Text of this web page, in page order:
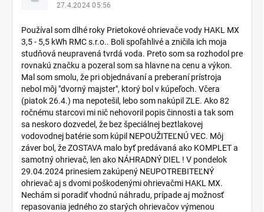
27.4.2024 05:56
Používal som dlhé roky Prietokové ohrievače vody HAKL MX
3,5 - 5,5 kWh RMC s.r.o.. Boli spoľahlivé a zničila ich moja
studňová neupravená tvrdá voda. Preto som sa rozhodol pre
rovnakú značku a pozeral som sa hlavne na cenu a výkon.
Mal som smolu, že pri objednávaní a preberaní prístroja
nebol môj "dvorný majster", ktorý bol v kúpeľoch. Včera
(piatok 26.4.) ma nepotešil, lebo som nakúpil ZLE. Ako 82
ročnému starcovi mi nič nehovoril popis činnosti a tak som
sa neskoro dozvedel, že bez špeciálnej beztlakovej
vodovodnej batérie som kúpil NEPOUŽITEĽNÚ VEC. Môj
záver bol, že ZOSTAVA malo byť predávaná ako KOMPLET a
samotný ohrievač, len ako NÁHRADNÝ DIEL ! V pondelok
29.04.2024 prinesiem zakúpený NEUPOTREBITEĽNÝ
ohrievač aj s dvomi poškodenými ohrievačmi HAKL MX.
Nechám si poradiť vhodnú náhradu, prípade aj možnosť
repasovania jedného zo starých ohrievačov výmenou